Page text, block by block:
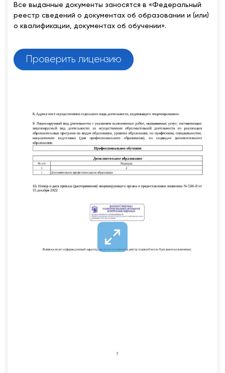
Все выданные документы заносятся в «Федеральный
реестр сведений о документах об образовании и (или)
о квалификации, документах об обучении».
Проверить лицензию